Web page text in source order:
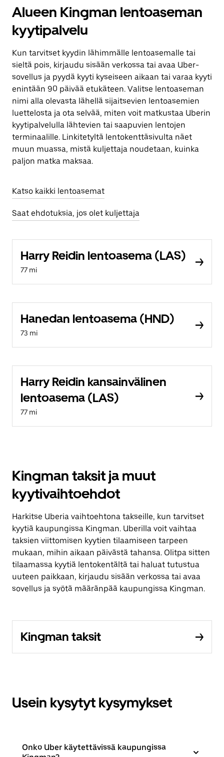
Alueen Kingman lentoaseman
kyytipalvelu
Kun tarvitset kyydin lähimmälle lentoasemalle tai
sieltä pois, kirjaudu sisään verkossa tai avaa Uber-
sovellus ja pyydä kyyti kyseiseen aikaan tai varaa kyyti
enintään 90 päivää etukäteen. Valitse lentoaseman
nimi alla olevasta lähellä sijaitsevien lentoasemien
luettelosta ja ota selvää, miten voit matkustaa Uberin
kyytipalvelulla lähtevien tai saapuvien lentojen
terminaalille. Linkitetyltä lentokenttäsivulta näet
muun muassa, mistä kuljettaja noudetaan, kuinka
paljon matka maksaa.
Katso kaikki lentoasemat
Saat ehdotuksia, jos olet kuljettaja
Harry Reidin lentoasema (LAS)
77 mi
Hanedan lentoasema (HND)
73 mi
Harry Reidin kansainvälinen
lentoasema (LAS)
77 mi
Kingman taksit ja muut
kyytivaihtoehdot
Harkitse Uberia vaihtoehtona takseille, kun tarvitset
kyytiä kaupungissa Kingman. Uberilla voit vaihtaa
taksien viittomisen kyytien tilaamiseen tarpeen
mukaan, mihin aikaan päivästä tahansa. Olitpa sitten
tilaamassa kyytiä lentokentältä tai haluat tutustua
uuteen paikkaan, kirjaudu sisään verkossa tai avaa
sovellus ja syötä määränpää kaupungissa Kingman.
Kingman taksit
Usein kysytyt kysymykset
Onko Uber käytettävissä kaupungissa